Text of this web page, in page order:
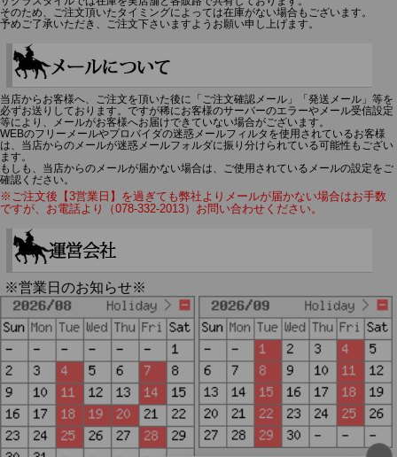
そのため、ご注文頂いたタイミングによっては在庫がない場合もございます。
予めご了承いただき、ご注文下さいますようお願い申し上げます。
当店からお客様へ、ご注文を頂いた後に「ご注文確認メール」「発送メール」等を
必ずお送りしております。ですが稀にお客様のサーバーのエラーやメール受信設定
等により、メールがお客様へお届けできていない場合がございます。
WEBのフリーメールやプロバイダの迷惑メールフィルタを使用されているお客様
は、当店からのメールが迷惑メールフォルダに振り分けられている可能性もござい
ます。
もしも、当店からのメールが届かない場合は、ご使用されているメールの設定をご
確認ください。
※ご注文後【3営業日】を過ぎても弊社よりメールが届かない場合はお手数
ですが、お電話より（078-332-2013）お問い合わせください。
※営業日のお知らせ※